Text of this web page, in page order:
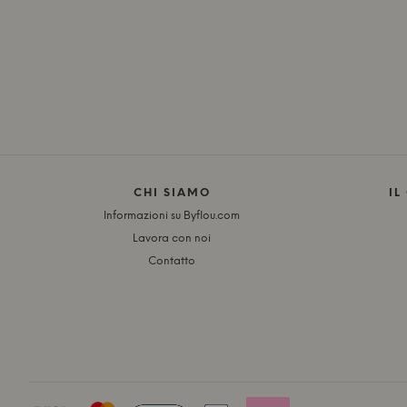
CHI SIAMO
Informazioni su Byflou.com
Lavora con noi
Contatto